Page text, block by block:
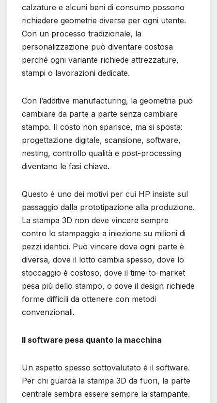
calzature e alcuni beni di consumo possono
richiedere geometrie diverse per ogni utente.
Con un processo tradizionale, la
personalizzazione può diventare costosa
perché ogni variante richiede attrezzature,
stampi o lavorazioni dedicate.
Con l’additive manufacturing, la geometria può
cambiare da parte a parte senza cambiare
stampo. Il costo non sparisce, ma si sposta:
progettazione digitale, scansione, software,
nesting, controllo qualità e post-processing
diventano le fasi chiave.
Questo è uno dei motivi per cui HP insiste sul
passaggio dalla prototipazione alla produzione.
La stampa 3D non deve vincere sempre
contro lo stampaggio a iniezione su milioni di
pezzi identici. Può vincere dove ogni parte è
diversa, dove il lotto cambia spesso, dove lo
stoccaggio è costoso, dove il time-to-market
pesa più dello stampo, o dove il design richiede
forme difficili da ottenere con metodi
convenzionali.
Il software pesa quanto la macchina
Un aspetto spesso sottovalutato è il software.
Per chi guarda la stampa 3D da fuori, la parte
centrale sembra essere sempre la stampante.